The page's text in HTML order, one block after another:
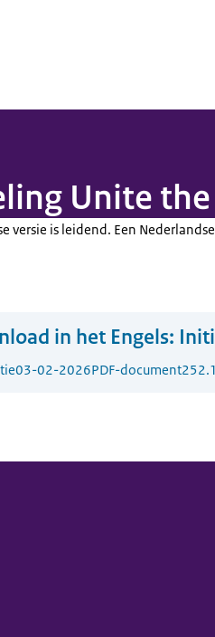
Unite the
versie is leidend. Een
in het Engels:
03-02-2026PDF-document